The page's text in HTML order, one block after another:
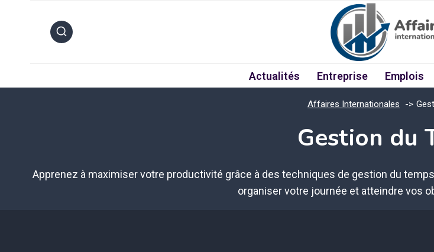
Actualités Entreprise Emplois
Affaires Internationales
Gestion du
Apprenez à maximiser votre productivité grâce à des techniques de gestion du
organiser votre journée et atteindre vos